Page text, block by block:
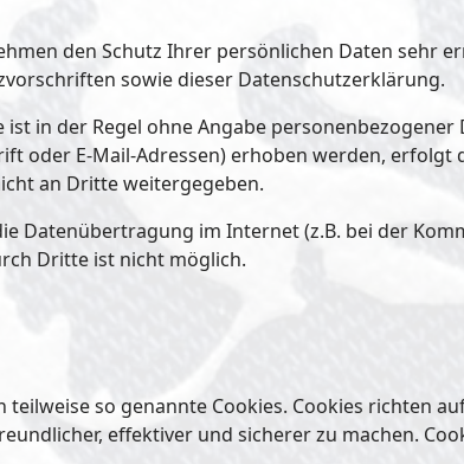
den Schutz Ihrer persönlichen Daten
sowie dieser Datenschutzerklärung.
in der Regel ohne Angabe
oder E-Mail-Adressen) erhoben werden,
an Dritte weitergegeben.
Datenübertragung im Internet (z.B. bei der
Dritte ist nicht möglich.
so genannte Cookies. Cookies richten
effektiver und sicherer zu machen.